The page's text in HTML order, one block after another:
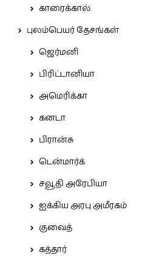
காரைக்கால்
புலம்பெயர் தேசங்கள்
ஜெர்மனி
பிரிட்டானியா
அமெரிக்கா
கனடா
பிரான்சு
டென்மார்க்
சவூதி அரேபியா
ஐக்கிய அரபு அமீரகம்
குவைத்
கத்தார்